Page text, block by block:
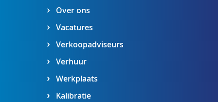
Over ons
Vacatures
Verkoopadviseurs
Verhuur
Werkplaats
Kalibratie